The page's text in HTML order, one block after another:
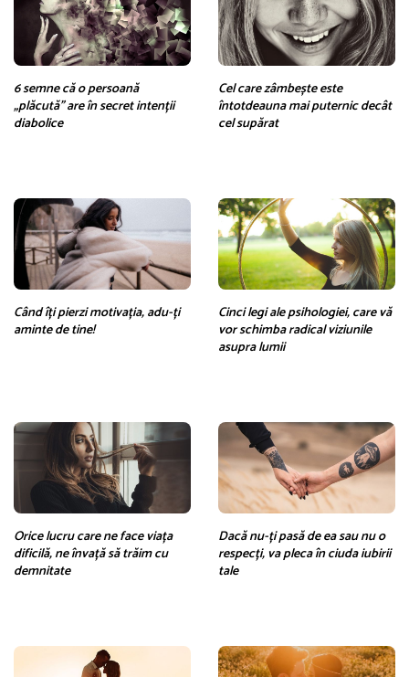
6 semne că o persoană
„plăcută” are în secret intenții
diabolice
Cel care zâmbește este
întotdeauna mai puternic decât
cel supărat
Când îți pierzi motivația, adu-ți
aminte de tine!
Cinci legi ale psihologiei, care vă
vor schimba radical viziunile
asupra lumii
Orice lucru care ne face viața
dificilă, ne învață să trăim cu
demnitate
Dacă nu-ți pasă de ea sau nu o
respecți, va pleca în ciuda iubirii
tale